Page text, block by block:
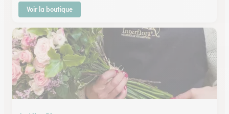
Voir la boutique